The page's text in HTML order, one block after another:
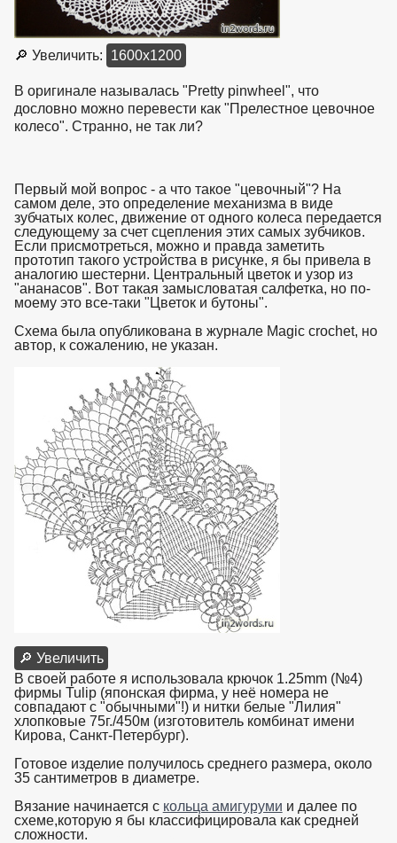
🔎 Увеличить: 1600x1200
В оригинале называлась "Pretty pinwheel", что
дословно можно перевести как "Прелестное цевочное
колесо". Странно, не так ли?
Первый мой вопрос - а что такое "цевочный"? На
самом деле, это определение механизма в виде
зубчатых колес, движение от одного колеса передается
следующему за счет сцепления этих самых зубчиков.
Если присмотреться, можно и правда заметить
прототип такого устройства в рисунке, я бы привела в
аналогию шестерни. Центральный цветок и узор из
"ананасов". Вот такая замысловатая салфетка, но по-
моему это все-таки "Цветок и бутоны".
Схема была опубликована в журнале Magic crochet, но
автор, к сожалению, не указан.
🔎 Увеличить
В своей работе я использовала крючок 1.25mm (№4)
фирмы Tulip (японская фирма, у неё номера не
совпадают с "обычными"!) и нитки белые "Лилия"
хлопковые 75г./450м (изготовитель комбинат имени
Кирова, Санкт-Петербург).
Готовое изделие получилось среднего размера, около
35 сантиметров в диаметре.
Вязание начинается с кольца амигуруми и далее по
схеме,которую я бы классифицировала как средней
сложности.